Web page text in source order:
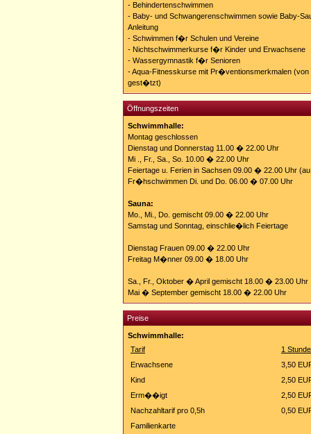
- Behindertenschwimmen
- Baby- und Schwangerenschwimmen sowie Baby-
Anleitung
- Schwimmen f�r Schulen und Vereine
- Nichtschwimmerkurse f�r Kinder und Erwachsene
- Wassergymnastik f�r Senioren
- Aqua-Fitnesskurse mit Pr�ventionsmerkmalen
gest�tzt)
Öffnungszeiten
Schwimmhalle:
Montag geschlossen
Dienstag und Donnerstag 11.00 � 22.00 Uhr
Mi ., Fr., Sa., So. 10.00 � 22.00 Uhr
Feiertage u. Ferien in Sachsen 09.00 � 22.00 Uhr
Fr�hschwimmen Di. und Do. 06.00 � 07.00 Uhr
Sauna:
Mo., Mi., Do. gemischt 09.00 � 22.00 Uhr
Samstag und Sonntag, einschlie�lich Feiertage
Dienstag Frauen 09.00 � 22.00 Uhr
Freitag M�nner 09.00 � 18.00 Uhr
Sa., Fr., Oktober � April gemischt 18.00 � 23.00 Uhr
Mai � September gemischt 18.00 � 22.00 Uhr
Preise
Schwimmhalle:
Tarif
1 Stunde
Erwachsene
3,50
Kind
2,50
Erm��igt
2,50
Nachzahltarif pro 0,5h
0,50
Familienkarte